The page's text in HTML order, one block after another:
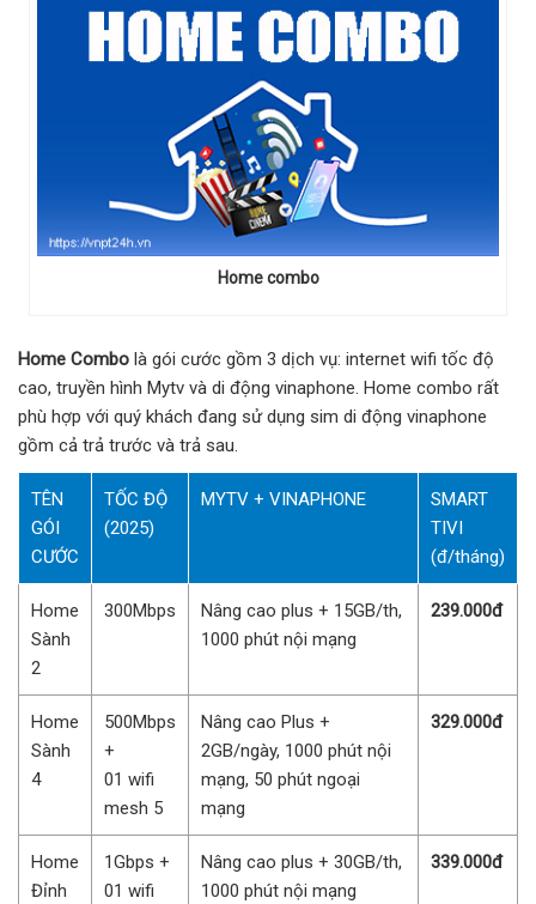
Home combo
Home Combo là gói cước gồm 3 dịch vụ: internet wifi tốc độ
cao, truyền hình Mytv và di động vinaphone. Home combo rất
phù hợp với quý khách đang sử dụng sim di động vinaphone
gồm cả trả trước và trả sau.
TÊN
GÓI
CƯỚC
TỐC ĐỘ
(2025)
MYTV + VINAPHONE
SMART
TIVI
(đ/tháng)
Home
Sành
2
300Mbps
Nâng cao plus + 15GB/th,
1000 phút nội mạng
239.000đ
Home
Sành
4
500Mbps
+
01 wifi
mesh 5
Nâng cao Plus +
2GB/ngày, 1000 phút nội
mạng, 50 phút ngoại
mạng
329.000đ
Home
Đỉnh
1Gbps +
01 wifi
Nâng cao plus + 30GB/th,
1000 phút nội mạng
339.000đ